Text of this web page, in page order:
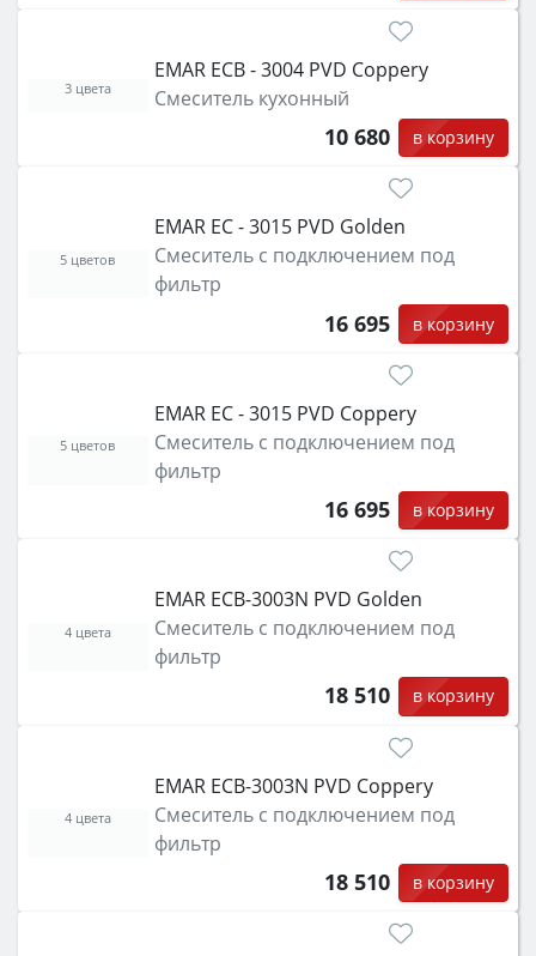
EMAR ECB - 3004 PVD Coppery
Смеситель кухонный
10 680 в корзину
3 цвета
EMAR ЕС - 3015 PVD Golden
Смеситель с подключением под
фильтр
16 695 в корзину
5 цветов
EMAR ЕС - 3015 PVD Coppery
Смеситель с подключением под
фильтр
16 695 в корзину
5 цветов
EMAR ECB-3003N PVD Golden
Смеситель с подключением под
фильтр
18 510 в корзину
4 цвета
EMAR ECB-3003N PVD Coppery
Смеситель с подключением под
фильтр
18 510 в корзину
4 цвета